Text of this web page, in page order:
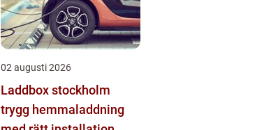
02 augusti 2026
Laddbox stockholm
trygg hemmaladdning